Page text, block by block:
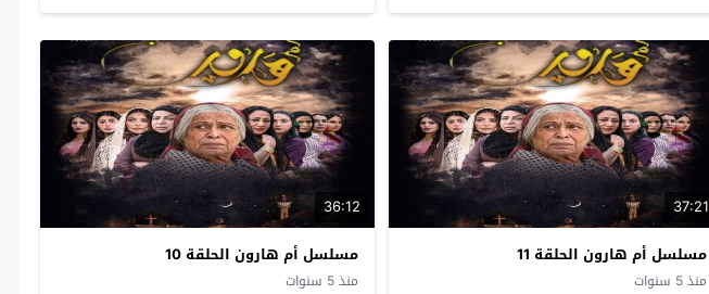
37:21
مسلسل أم هارون الحلقة 11
منذ 5 سنوات
36:12
مسلسل أم هارون الحلقة 10
منذ 5 سنوات